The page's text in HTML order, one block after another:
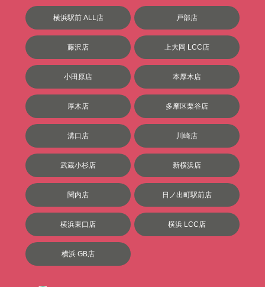
横浜駅前 ALL店 戸部店
藤沢店 上大岡 LCC店
小田原店 本厚木店
厚木店 多摩区栗谷店
溝口店 川崎店
武蔵小杉店 新横浜店
関内店 日ノ出町駅前店
横浜東口店 横浜 LCC店
横浜 GB店